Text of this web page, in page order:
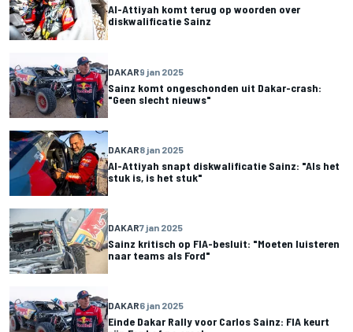
Al-Attiyah komt terug op woorden over
diskwalificatie Sainz
DAKAR9 jan 2025
Sainz komt ongeschonden uit Dakar-crash:
"Geen slecht nieuws"
DAKAR8 jan 2025
Al-Attiyah snapt diskwalificatie Sainz: "Als het
stuk is, is het stuk"
DAKAR7 jan 2025
Sainz kritisch op FIA-besluit: "Moeten luisteren
naar teams als Ford"
DAKAR6 jan 2025
Einde Dakar Rally voor Carlos Sainz: FIA keurt